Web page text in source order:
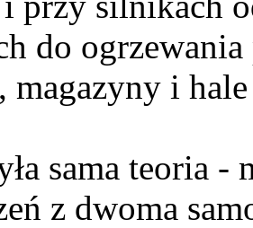
do
magazyny i
sama teoria
z dwoma